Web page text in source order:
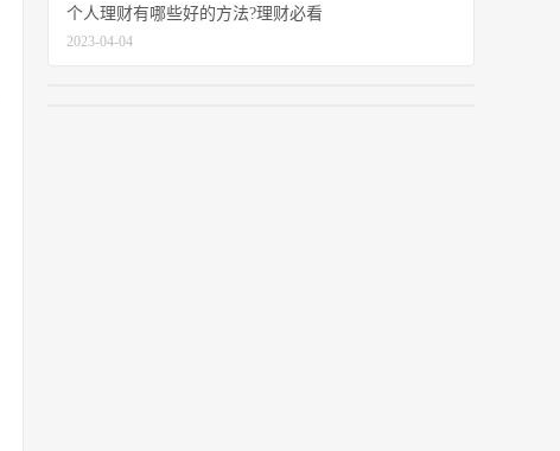
个人理财有哪些好的方法?理财必看
2023-04-04